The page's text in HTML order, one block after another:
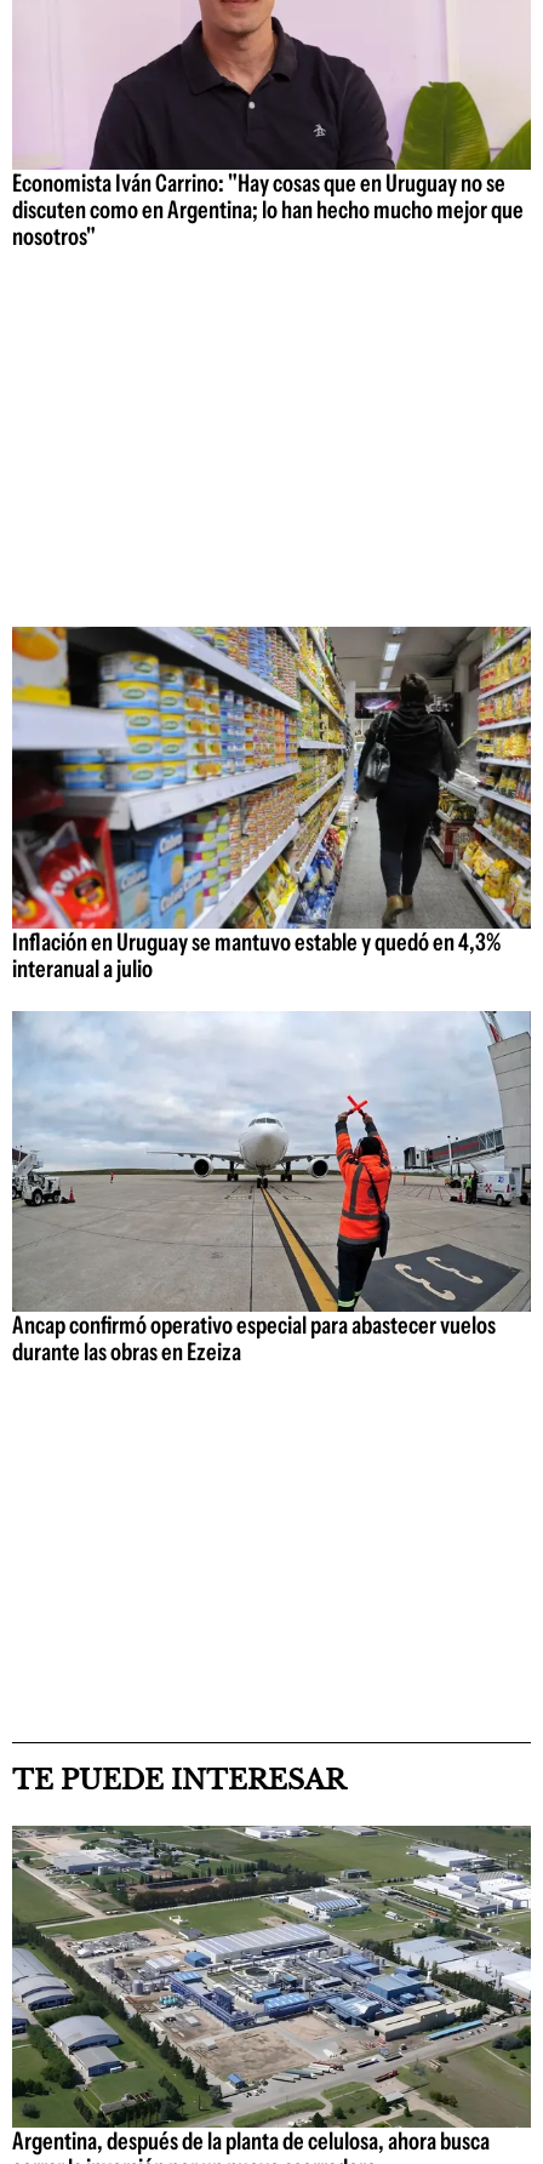
Economista Iván Carrino: "Hay cosas que en Uruguay no se
discuten como en Argentina; lo han hecho mucho mejor que
nosotros"
Inflación en Uruguay se mantuvo estable y quedó en 4,3%
interanual a julio
Ancap confirmó operativo especial para abastecer vuelos
durante las obras en Ezeiza
TE PUEDE INTERESAR
Argentina, después de la planta de celulosa, ahora busca